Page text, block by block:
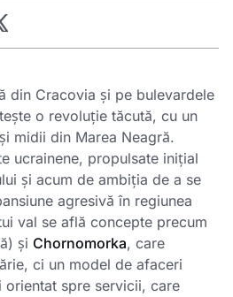
din Cracovia și pe bulevardele
o revoluție tăcută, cu un
midii din Marea Neagră.
ucrainene, propulsate inițial
și acum de ambiția de a se
agresivă în regiunea
val se află concepte precum
și Chornomorka, care
ci un model de afaceri
spre servicii, care